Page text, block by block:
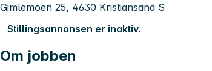
Gimlemoen 25, 4630 Kristiansand S
Stillingsannonsen er inaktiv.
Om jobben